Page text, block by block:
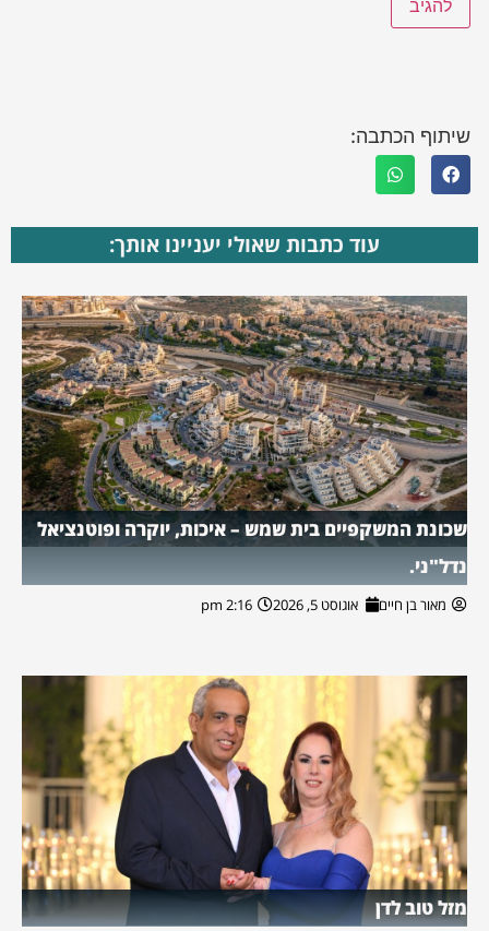
שיתוף הכתבה:
עוד כתבות שאולי יעניינו אותך:
שכונת המשקפיים בית שמש – איכות, יוקרה ופוטנציאל
נדל"ני.
מאור בן חיים אוגוסט 5, 2026 2:16 pm
מזל טוב לדן